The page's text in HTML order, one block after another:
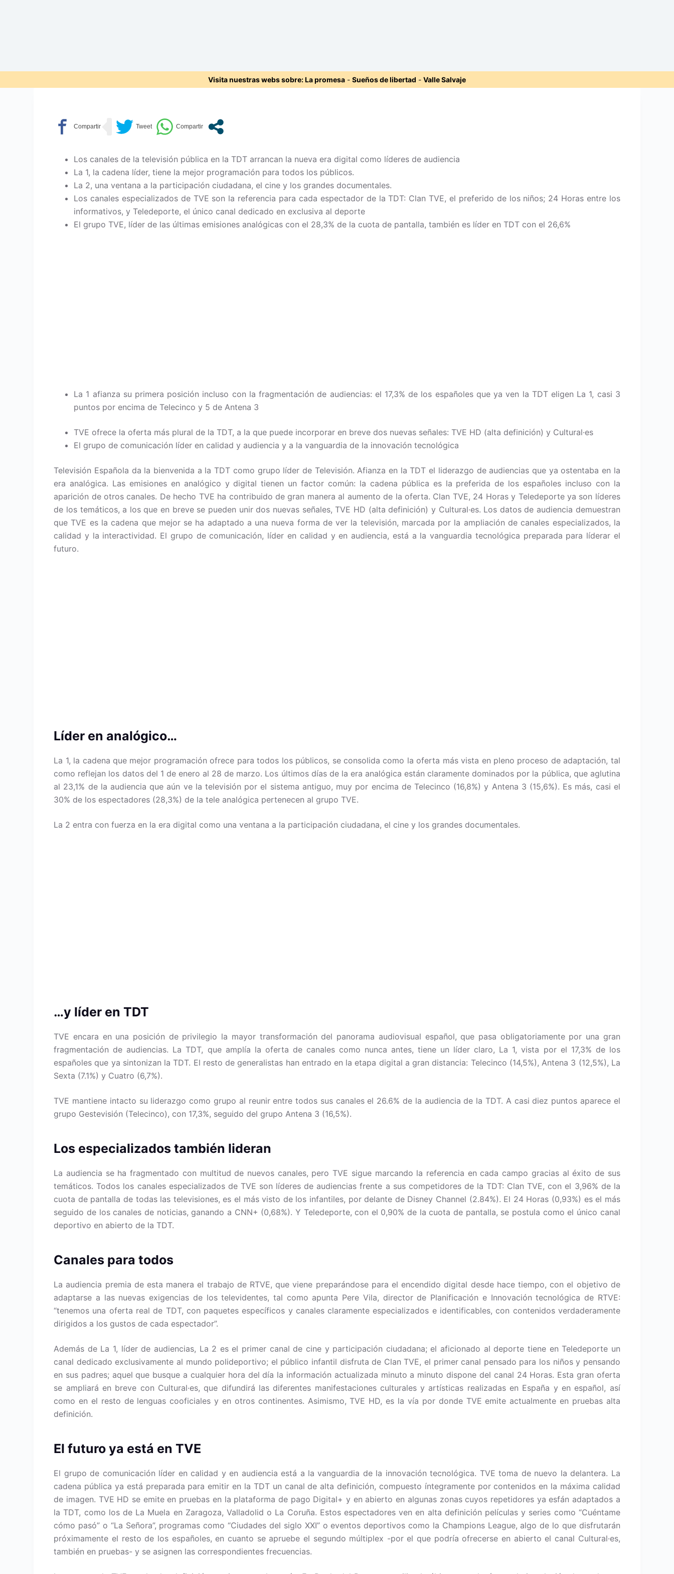
Visita nuestras webs sobre:La promesa - Sueños de libertad - Valle Salvaje
Los canales de la televisión pública en la TDT arrancan la nueva era digital como líderes de audiencia
La 1, la cadena líder, tiene la mejor programación para todos los públicos.
La 2, una ventana a la participación ciudadana, el cine y los grandes documentales.
Los canales especializados de TVE son la referencia para cada espectador de la TDT: Clan TVE, el preferido de los niños; 24 Horas entre los
informativos, y Teledeporte, el único canal dedicado en exclusiva al deporte
El grupo TVE, líder de las últimas emisiones analógicas con el 28,3% de la cuota de pantalla, también es líder en TDT con el 26,6%
La 1 afianza su primera posición incluso con la fragmentación de audiencias: el 17,3% de los españoles que ya ven la TDT eligen La 1, casi 3
puntos por encima de Telecinco y 5 de Antena 3
TVE ofrece la oferta más plural de la TDT, a la que puede incorporar en breve dos nuevas señales: TVE HD (alta definición) y Cultural·es
El grupo de comunicación líder en calidad y audiencia y a la vanguardia de la innovación tecnológica
Televisión Española da la bienvenida a la TDT como grupo líder de Televisión. Afianza en la TDT el liderazgo de audiencias que ya ostentaba en la
era analógica. Las emisiones en analógico y digital tienen un factor común: la cadena pública es la preferida de los españoles incluso con la
aparición de otros canales. De hecho TVE ha contribuido de gran manera al aumento de la oferta. Clan TVE, 24 Horas y Teledeporte ya son líderes
de los temáticos, a los que en breve se pueden unir dos nuevas señales, TVE HD (alta definición) y Cultural·es. Los datos de audiencia demuestran
que TVE es la cadena que mejor se ha adaptado a una nueva forma de ver la televisión, marcada por la ampliación de canales especializados, la
calidad y la interactividad. El grupo de comunicación, líder en calidad y en audiencia, está a la vanguardia tecnológica preparada para líderar el
futuro.
Líder en analógico…
La 1, la cadena que mejor programación ofrece para todos los públicos, se consolida como la oferta más vista en pleno proceso de adaptación, tal
como reflejan los datos del 1 de enero al 28 de marzo. Los últimos días de la era analógica están claramente dominados por la pública, que aglutina
al 23,1% de la audiencia que aún ve la televisión por el sistema antiguo, muy por encima de Telecinco (16,8%) y Antena 3 (15,6%). Es más, casi el
30% de los espectadores (28,3%) de la tele analógica pertenecen al grupo TVE.
La 2 entra con fuerza en la era digital como una ventana a la participación ciudadana, el cine y los grandes documentales.
…y líder en TDT
TVE encara en una posición de privilegio la mayor transformación del panorama audiovisual español, que pasa obligatoriamente por una gran
fragmentación de audiencias. La TDT, que amplía la oferta de canales como nunca antes, tiene un líder claro, La 1, vista por el 17,3% de los
españoles que ya sintonizan la TDT. El resto de generalistas han entrado en la etapa digital a gran distancia: Telecinco (14,5%), Antena 3 (12,5%), La
Sexta (7.1%) y Cuatro (6,7%).
TVE mantiene intacto su liderazgo como grupo al reunir entre todos sus canales el 26.6% de la audiencia de la TDT. A casi diez puntos aparece el
grupo Gestevisión (Telecinco), con 17,3%, seguido del grupo Antena 3 (16,5%).
Los especializados también lideran
La audiencia se ha fragmentado con multitud de nuevos canales, pero TVE sigue marcando la referencia en cada campo gracias al éxito de sus
temáticos. Todos los canales especializados de TVE son líderes de audiencias frente a sus competidores de la TDT: Clan TVE, con el 3,96% de la
cuota de pantalla de todas las televisiones, es el más visto de los infantiles, por delante de Disney Channel (2.84%). El 24 Horas (0,93%) es el más
seguido de los canales de noticias, ganando a CNN+ (0,68%). Y Teledeporte, con el 0,90% de la cuota de pantalla, se postula como el único canal
deportivo en abierto de la TDT.
Canales para todos
La audiencia premia de esta manera el trabajo de RTVE, que viene preparándose para el encendido digital desde hace tiempo, con el objetivo de
adaptarse a las nuevas exigencias de los televidentes, tal como apunta Pere Vila, director de Planificación e Innovación tecnológica de RTVE:
“tenemos una oferta real de TDT, con paquetes específicos y canales claramente especializados e identificables, con contenidos verdaderamente
dirigidos a los gustos de cada espectador”.
Además de La 1, líder de audiencias, La 2 es el primer canal de cine y participación ciudadana; el aficionado al deporte tiene en Teledeporte un
canal dedicado exclusivamente al mundo polideportivo; el público infantil disfruta de Clan TVE, el primer canal pensado para los niños y pensando
en sus padres; aquel que busque a cualquier hora del día la información actualizada minuto a minuto dispone del canal 24 Horas. Esta gran oferta
se ampliará en breve con Cultural·es, que difundirá las diferentes manifestaciones culturales y artísticas realizadas en España y en español, así
como en el resto de lenguas cooficiales y en otros continentes. Asimismo, TVE HD, es la vía por donde TVE emite actualmente en pruebas alta
definición.
El futuro ya está en TVE
El grupo de comunicación líder en calidad y en audiencia está a la vanguardia de la innovación tecnológica. TVE toma de nuevo la delantera. La
cadena pública ya está preparada para emitir en la TDT un canal de alta definición, compuesto íntegramente por contenidos en la máxima calidad
de imagen. TVE HD se emite en pruebas en la plataforma de pago Digital+ y en abierto en algunas zonas cuyos repetidores ya esfán adaptados a
la TDT, como los de La Muela en Zaragoza, Valladolid o La Coruña. Estos espectadores ven en alta definición películas y series como “Cuéntame
cómo pasó” o “La Señora”, programas como “Ciudades del siglo XXI” o eventos deportivos como la Champions League, algo de lo que disfrutarán
próximamente el resto de los españoles, en cuanto se apruebe el segundo múltiplex -por el que podría ofrecerse en abierto el canal Cultural·es,
también en pruebas- y se asignen las correspondientes frecuencias.